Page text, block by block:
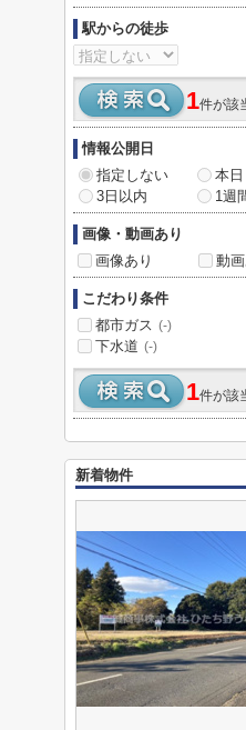
駅からの徒歩
1件が該
情報公開日
指定しない
本日
3日以内
1週
画像・動画あり
画像あり
動
こだわり条件
都市ガス (-)
下水道 (-)
1件が該
新着物件